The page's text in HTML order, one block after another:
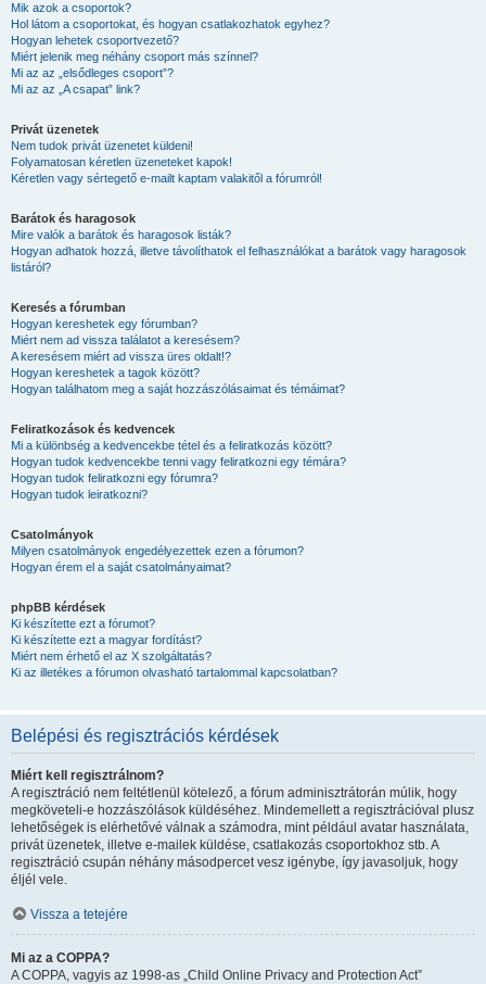
Mik azok a csoportok?
Hol látom a csoportokat, és hogyan csatlakozhatok egyhez?
Hogyan lehetek csoportvezető?
Miért jelenik meg néhány csoport más színnel?
Mi az az „elsődleges csoport”?
Mi az az „A csapat” link?
Privát üzenetek
Nem tudok privát üzenetet küldeni!
Folyamatosan kéretlen üzeneteket kapok!
Kéretlen vagy sértegető e-mailt kaptam valakitől a fórumról!
Barátok és haragosok
Mire valók a barátok és haragosok listák?
Hogyan adhatok hozzá, illetve távolíthatok el felhasználókat a barátok vagy haragosok
listáról?
Keresés a fórumban
Hogyan kereshetek egy fórumban?
Miért nem ad vissza találatot a keresésem?
A keresésem miért ad vissza üres oldalt!?
Hogyan kereshetek a tagok között?
Hogyan találhatom meg a saját hozzászólásaimat és témáimat?
Feliratkozások és kedvencek
Mi a különbség a kedvencekbe tétel és a feliratkozás között?
Hogyan tudok kedvencekbe tenni vagy feliratkozni egy témára?
Hogyan tudok feliratkozni egy fórumra?
Hogyan tudok leiratkozni?
Csatolmányok
Milyen csatolmányok engedélyezettek ezen a fórumon?
Hogyan érem el a saját csatolmányaimat?
phpBB kérdések
Ki készítette ezt a fórumot?
Ki készítette ezt a magyar fordítást?
Miért nem érhető el az X szolgáltatás?
Ki az illetékes a fórumon olvasható tartalommal kapcsolatban?
Belépési és regisztrációs kérdések
Miért kell regisztrálnom?
A regisztráció nem feltétlenül kötelező, a fórum adminisztrátorán múlik, hogy
megköveteli-e hozzászólások küldéséhez. Mindemellett a regisztrációval plusz
lehetőségek is elérhetővé válnak a számodra, mint például avatar használata,
privát üzenetek, illetve e-mailek küldése, csatlakozás csoportokhoz stb. A
regisztráció csupán néhány másodpercet vesz igénybe, így javasoljuk, hogy
éljél vele.
Vissza a tetejére
Mi az a COPPA?
A COPPA, vagyis az 1998-as „Child Online Privacy and Protection Act”